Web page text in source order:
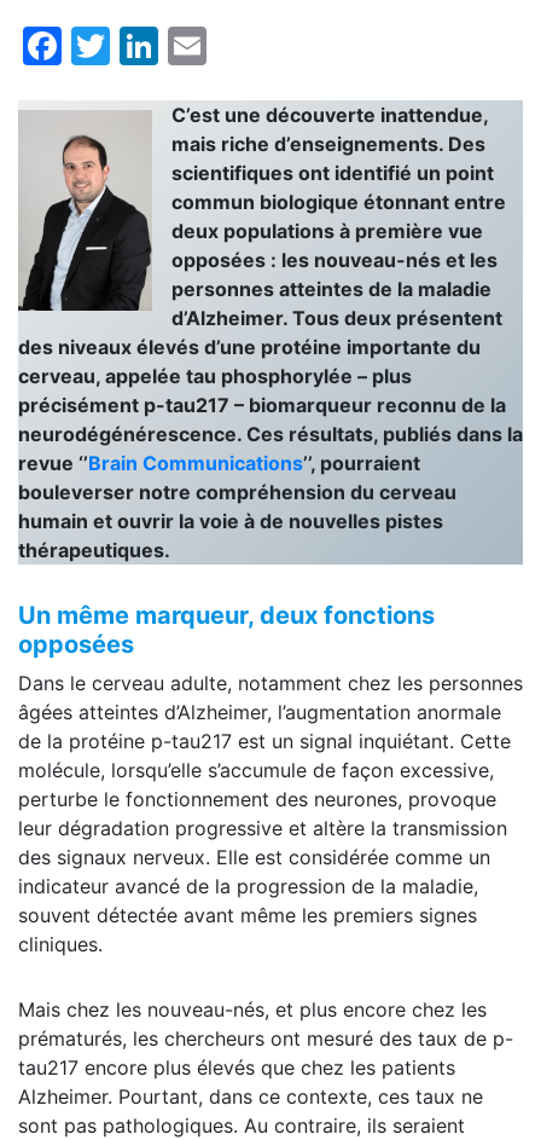
Facebook
TwitterLinkedIn
C’est une découverte inattendue,
mais riche d’enseignements. Des
scientifiques ont identifié un point
commun biologique étonnant entre
deux populations à première vue
opposées : les nouveau-nés et les
personnes atteintes de la maladie
d’Alzheimer. Tous deux présentent
des niveaux élevés d’une protéine importante du
cerveau, appelée tau phosphorylée – plus
précisément p-tau217 – biomarqueur reconnu de la
neurodégénérescence. Ces résultats, publiés dans la
revue ‘’Brain Communications’’, pourraient
bouleverser notre compréhension du cerveau
humain et ouvrir la voie à de nouvelles pistes
thérapeutiques.
Un même marqueur, deux fonctions
opposées
Dans le cerveau adulte, notamment chez les personnes
âgées atteintes d’Alzheimer, l’augmentation anormale
de la protéine p-tau217 est un signal inquiétant. Cette
molécule, lorsqu’elle s’accumule de façon excessive,
perturbe le fonctionnement des neurones, provoque
leur dégradation progressive et altère la transmission
des signaux nerveux. Elle est considérée comme un
indicateur avancé de la progression de la maladie,
souvent détectée avant même les premiers signes
cliniques.
Mais chez les nouveau-nés, et plus encore chez les
prématurés, les chercheurs ont mesuré des taux de p-
tau217 encore plus élevés que chez les patients
Alzheimer. Pourtant, dans ce contexte, ces taux ne
sont pas pathologiques. Au contraire, ils seraient